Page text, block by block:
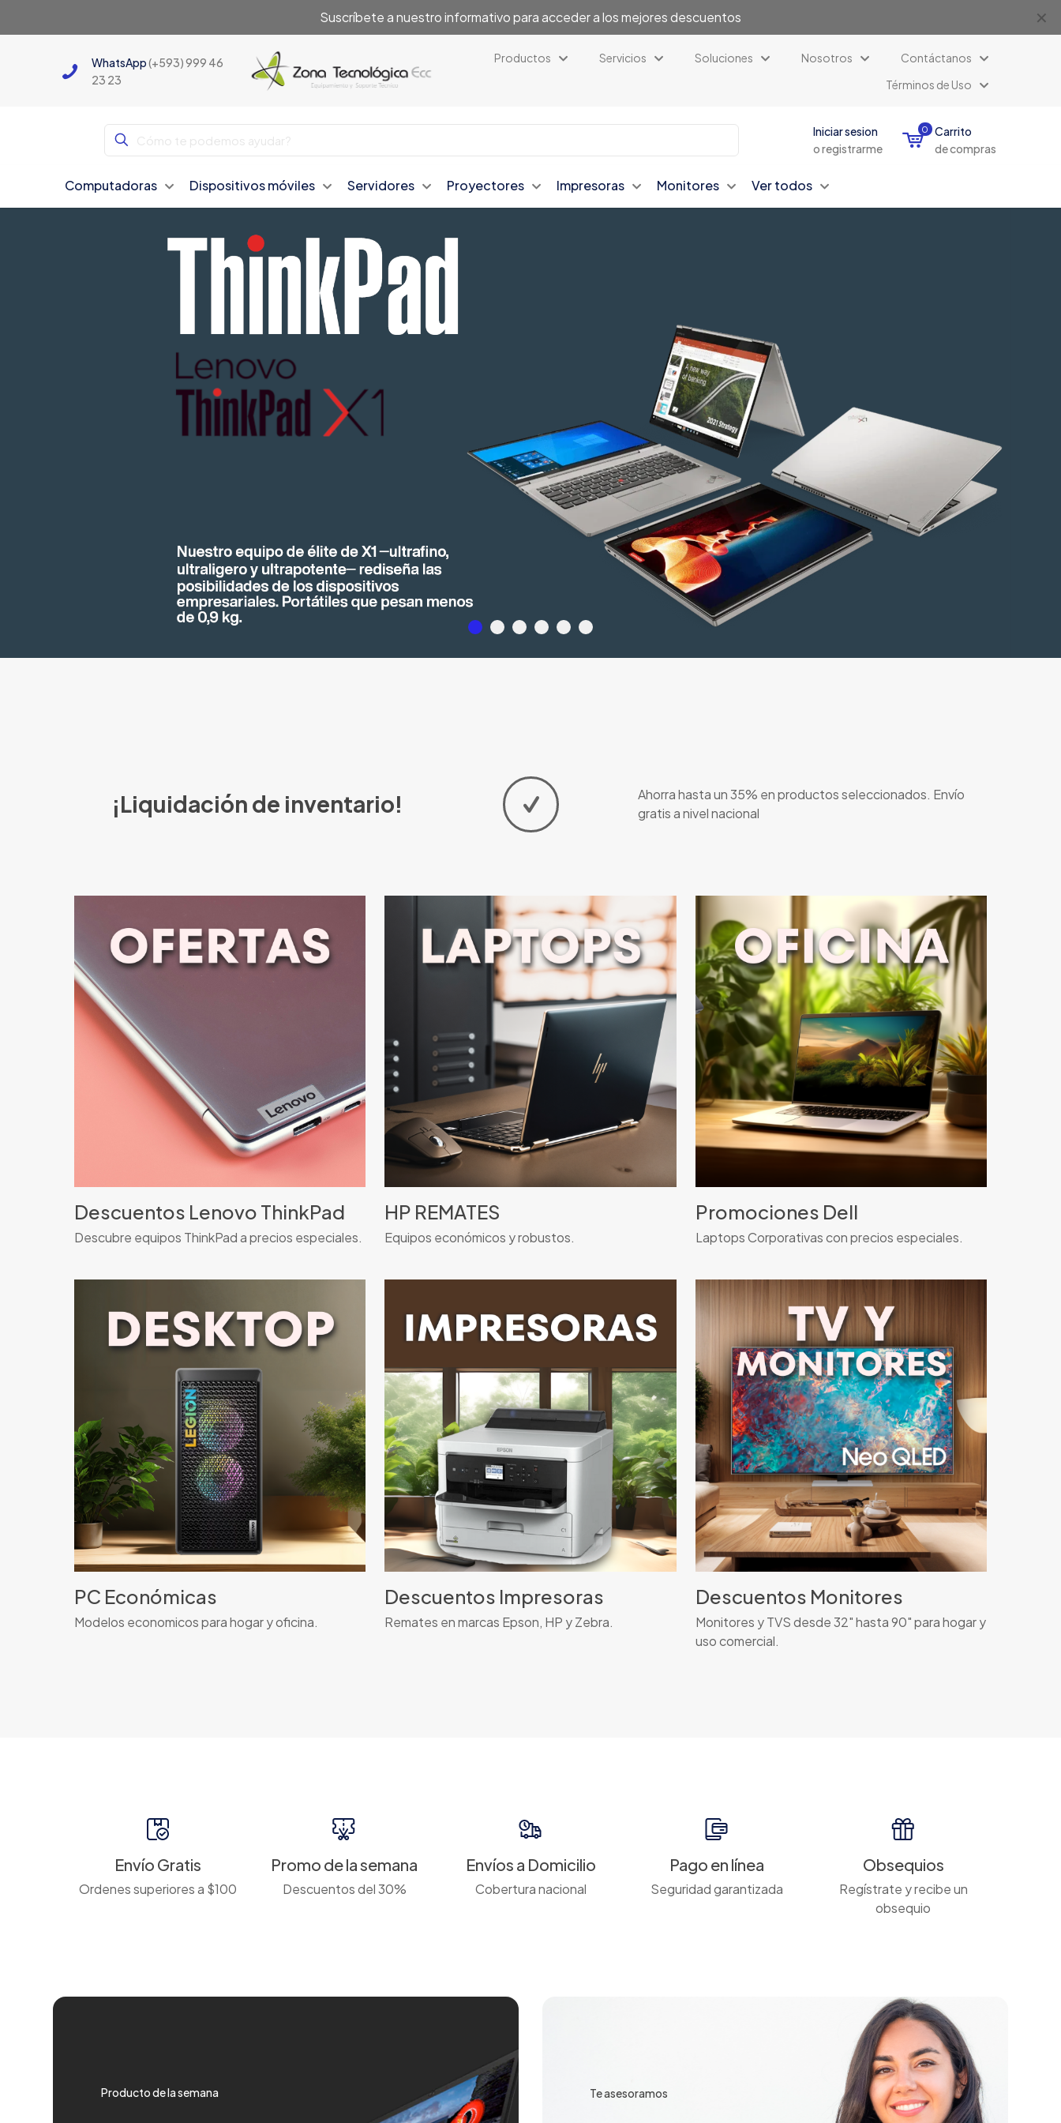
Suscríbete a nuestro informativo para acceder a los mejores descuentos ✕
WhatsApp(+593) 999 46
23 23
Productos Servicios Soluciones Nosotros
Contáctanos
Términos de Uso
Iniciar sesion
o registrarme
0
Carrito
de compras
Computadoras Dispositivos móviles Servidores Proyectores Impresoras Monitores Ver todos
Dell Latitude
Las características esenciales y
Servidores de última generación
¡Liquidación de inventario!
Ahorra hasta un 35% en productos seleccionados. Envío
gratis a nivel nacional
Descuentos Lenovo ThinkPad
Descubre equipos ThinkPad a precios especiales.
HP REMATES
Equipos económicos y robustos.
Promociones Dell
Laptops Corporativas con precios especiales.
PC Económicas
Modelos economicos para hogar y oficina.
Descuentos Impresoras
Remates en marcas Epson, HP y Zebra.
Descuentos Monitores
Monitores y TVS desde 32" hasta 90" para hogar y
uso comercial.
Envío Gratis
Ordenes superiores a $100
Promo de la semana
Descuentos del 30%
Envíos a Domicilio
Cobertura nacional
Pago en línea
Seguridad garantizada
Obsequios
Regístrate y recibe un
obsequio
Producto de la semana Te asesoramos